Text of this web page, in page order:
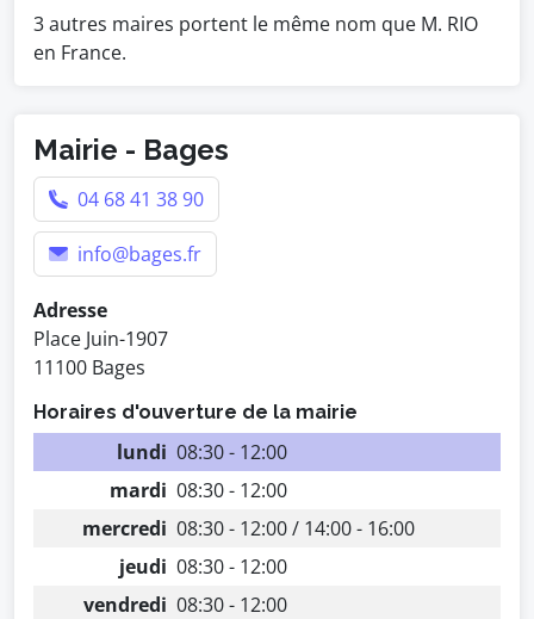
3 autres maires portent le même nom que M. RIO
en France.
Mairie - Bages
04 68 41 38 90
info@bages.fr
Adresse
Place Juin-1907
11100 Bages
Horaires d'ouverture de la mairie
lundi 08:30 - 12:00
mardi 08:30 - 12:00
mercredi 08:30 - 12:00 / 14:00 - 16:00
jeudi 08:30 - 12:00
vendredi 08:30 - 12:00